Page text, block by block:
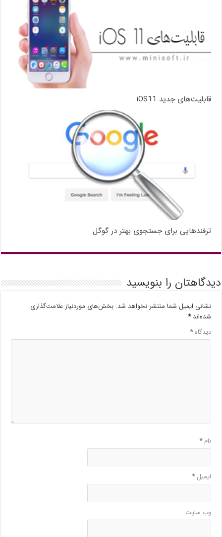
قابلیت‌های جدید iOS11
ترفندهایی برای جستجوی بهتر در گوگل
دیدگاهتان را بنویسید
نشانی ایمیل شما منتشر نخواهد شد. بخش‌های موردنیاز علامت‌گذاری
شده‌اند*
دیدگاه*
نام*
ایمیل*
وب‌ سایت